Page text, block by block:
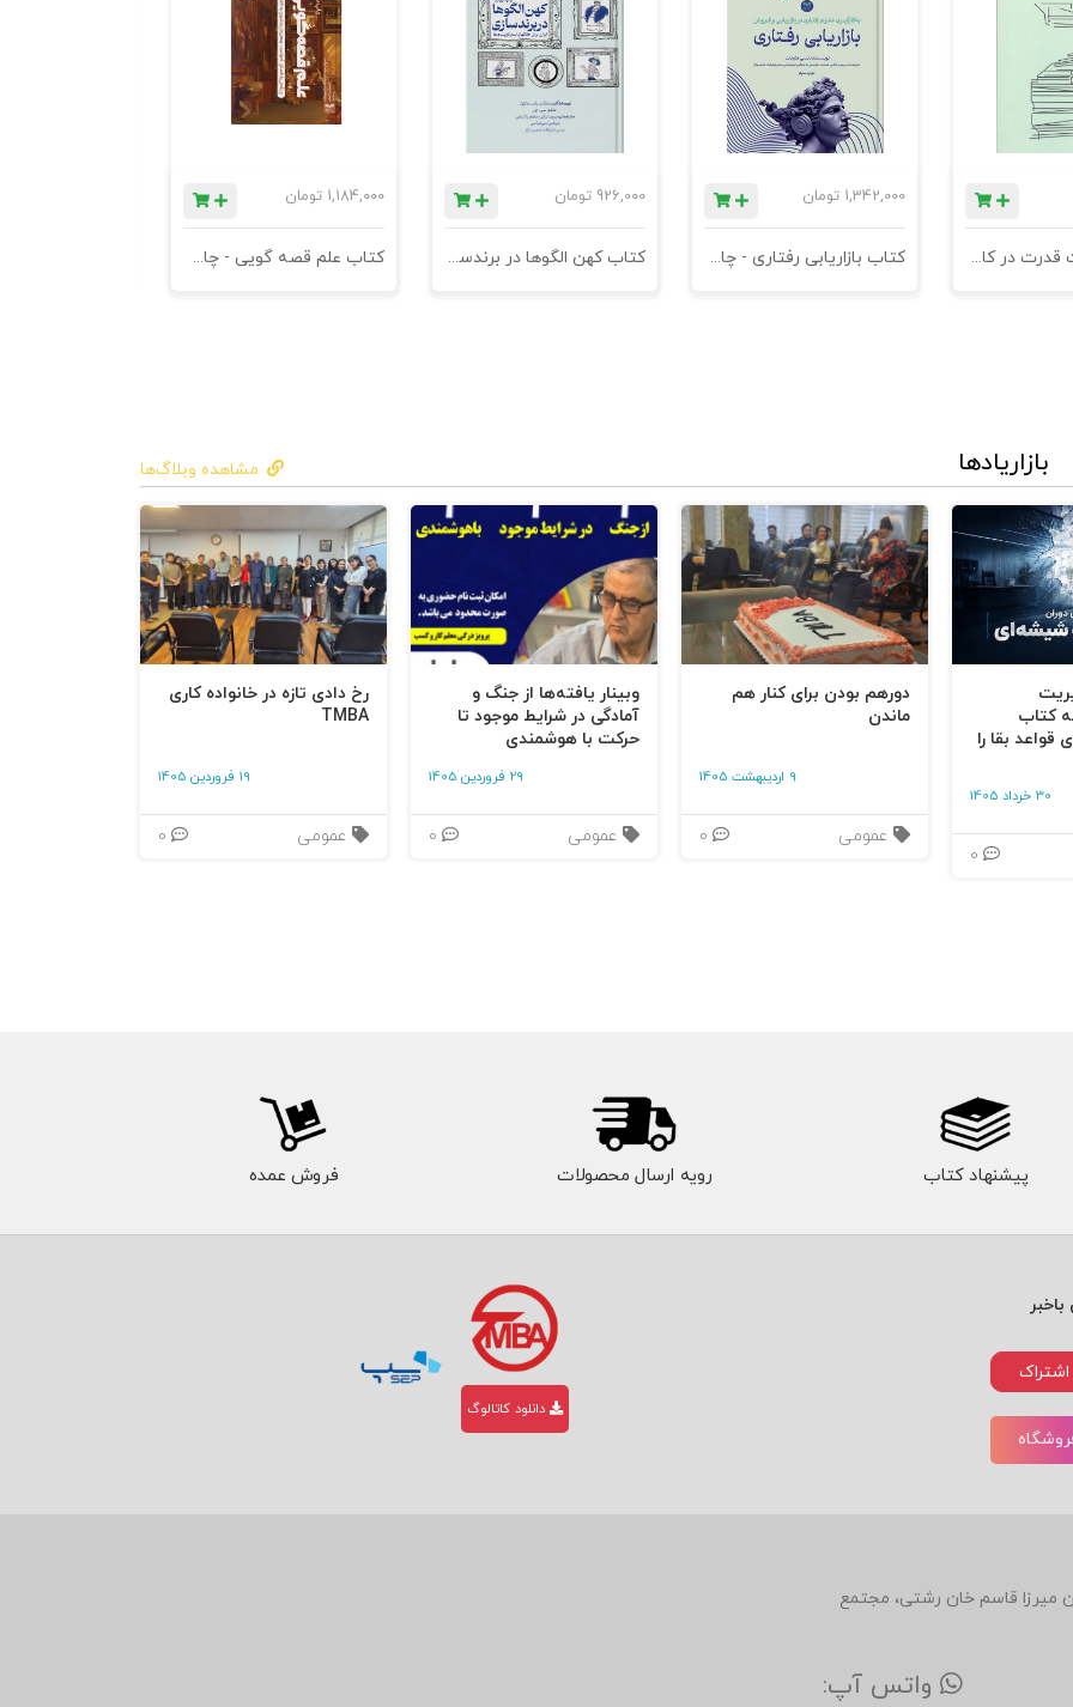
شخصی برای خودم طراحی کنم؟
تقویت آن
کتاب مدیریت قدرت در کاروکسب
1,342,000 تومان
کتاب بازاریابی رفتاری - چاپ سوم
926,000 تومان
کتاب کهن الگوها در برندسازی - ابزاری برای خلاقها و استراتژیست ها
1,184,000 تومان
کتاب علم قصه گویی - چاپ سوم
مشاهده وبلاگ‌ها بازاریادها
کتاب
بقا را
30 خرداد 1405
دورهم بودن برای کنار هم
ماندن
9 اردیبهشت 1405
عمومی
وبینار یافته‌ها از جنگ و
آمادگی در شرایط موجود تا
حرکت با هوشمندی
29 فروردین 1405
عمومی
رخ دادی تازه در خانواده کاری
TMBA
19 فروردین 1405
عمومی
پیشنهاد کتاب رویه ارسال محصولات فروش عمده
اشتراک
دانلود کاتالوگ
روبروی رستوران میرزا قاسم خان رشتی، مجتمع
واتس آپ: